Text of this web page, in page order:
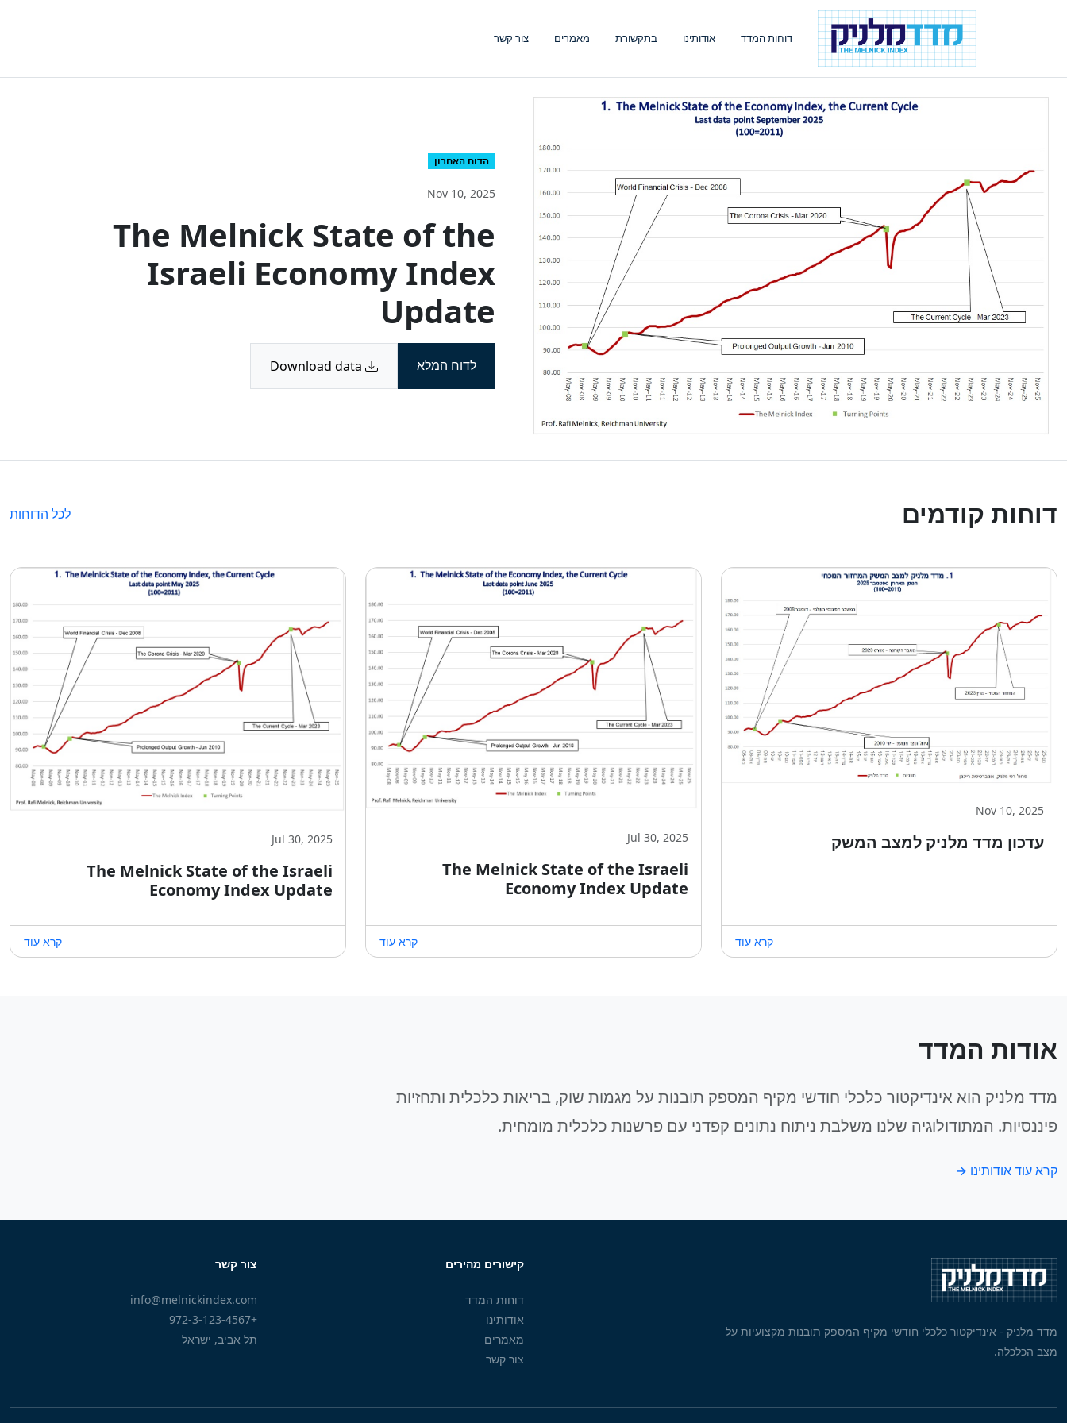
דוחות המדד אודותינו בתקשורת מאמרים צור קשר
הדוח האחרון
Nov 10, 2025
The Melnick State of the
Israeli Economy Index
Update
לדוח המלא
דוחות קודמים לכל הדוחות
Nov 10, 2025
עדכון מדד מלניק למצב המשק
קרא עוד
Jul 30, 2025
The Melnick State of the Israeli
Economy Index Update
קרא עוד
Jul 30, 2025
The Melnick State of the Israeli
Economy Index Update
קרא עוד
אודות המדד
מדד מלניק הוא אינדיקטור כלכלי חודשי מקיף המספק תובנות על מגמות שוק, בריאות כלכלית ותחזיות
פיננסיות. המתודולוגיה שלנו משלבת ניתוח נתונים קפדני עם פרשנות כלכלית מומחית.
קרא עוד אודותינו →
מדד מלניק - אינדיקטור כלכלי חודשי מקיף המספק תובנות מקצועיות על
מצב הכלכלה.
קישורים מהירים
דוחות המדד
אודותינו
מאמרים
צור קשר
צור קשר
info@melnickindex.com
+972-3-123-4567
תל אביב, ישראל